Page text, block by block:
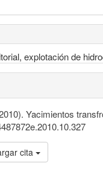
explotación de
Yacimientos
cita